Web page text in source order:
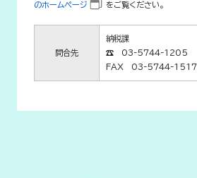
のホームページ をご覧ください。
問合先
納税課
☎ 03-5744-1205
FAX 03-5744-1517